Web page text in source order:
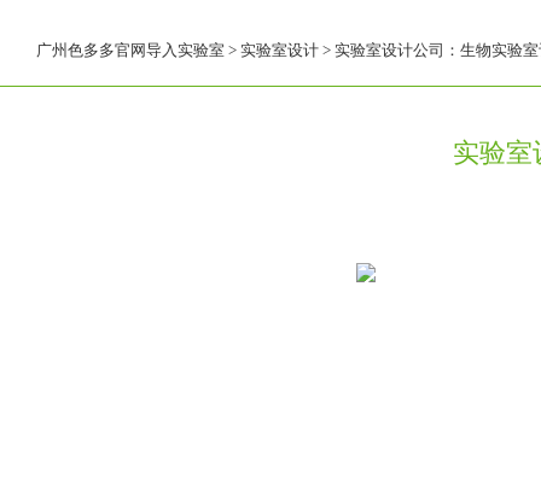
广州色多多官网导入实验室 > 实验室设计 > 实验室设计公司：生物实验
实验室